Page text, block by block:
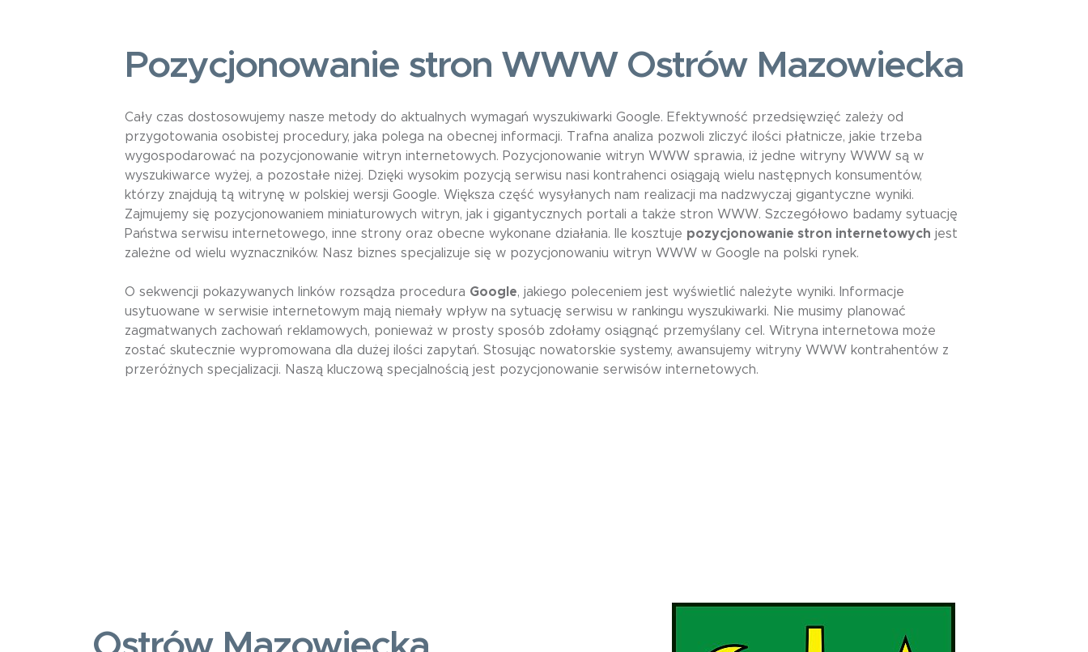
Pozycjonowanie stron WWW Ostrów Mazowiecka
Cały czas dostosowujemy nasze metody do aktualnych wymagań wyszukiwarki Google. Efektywność przedsięwzięć zależy od
przygotowania osobistej procedury, jaka polega na obecnej informacji. Trafna analiza pozwoli zliczyć ilości płatnicze, jakie trzeba
wygospodarować na pozycjonowanie witryn internetowych. Pozycjonowanie witryn WWW sprawia, iż jedne witryny WWW są w
wyszukiwarce wyżej, a pozostałe niżej. Dzięki wysokim pozycją serwisu nasi kontrahenci osiągają wielu następnych konsumentów,
którzy znajdują tą witrynę w polskiej wersji Google. Większa część wysyłanych nam realizacji ma nadzwyczaj gigantyczne wyniki.
Zajmujemy się pozycjonowaniem miniaturowych witryn, jak i gigantycznych portali a także stron WWW. Szczegółowo badamy sytuację
Państwa serwisu internetowego, inne strony oraz obecne wykonane działania. Ile kosztuje pozycjonowanie stron internetowych jest
zależne od wielu wyznaczników. Nasz biznes specjalizuje się w pozycjonowaniu witryn WWW w Google na polski rynek.
O sekwencji pokazywanych linków rozsądza procedura Google, jakiego poleceniem jest wyświetlić należyte wyniki. Informacje
usytuowane w serwisie internetowym mają niemały wpływ na sytuację serwisu w rankingu wyszukiwarki. Nie musimy planować
zagmatwanych zachowań reklamowych, ponieważ w prosty sposób zdołamy osiągnąć przemyślany cel. Witryna internetowa może
zostać skutecznie wypromowana dla dużej ilości zapytań. Stosując nowatorskie systemy, awansujemy witryny WWW kontrahentów z
przeróżnych specjalizacji. Naszą kluczową specjalnością jest pozycjonowanie serwisów internetowych.